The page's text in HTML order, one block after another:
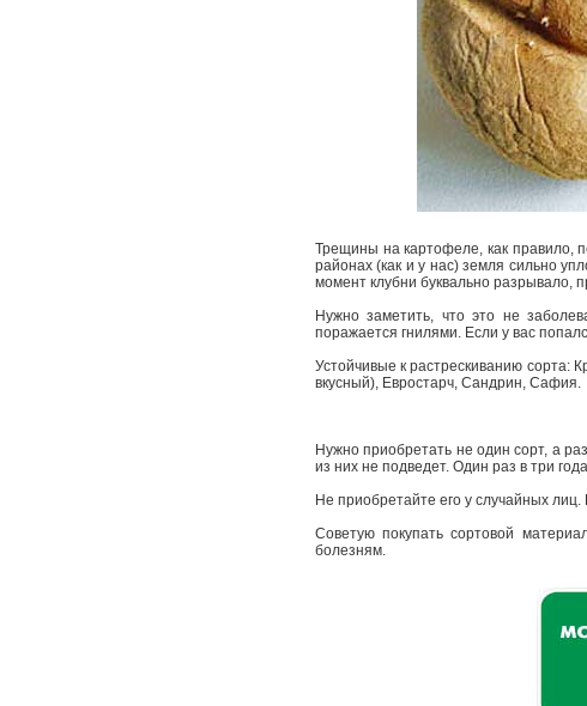
Трещины на картофеле, как правило,
районах (как и у нас) земля сильно
момент клубни буквально разрывало,
Нужно заметить, что это не
поражается гнилями. Если у вас
Устойчивые к растрескиванию сорта:
вкусный), Евростарч, Сандрин, Сафия.
Нужно приобретать не один сорт, а
из них не подведет. Один раз в три
Не приобретайте его у случайных
Советую покупать сортовой
болезням.